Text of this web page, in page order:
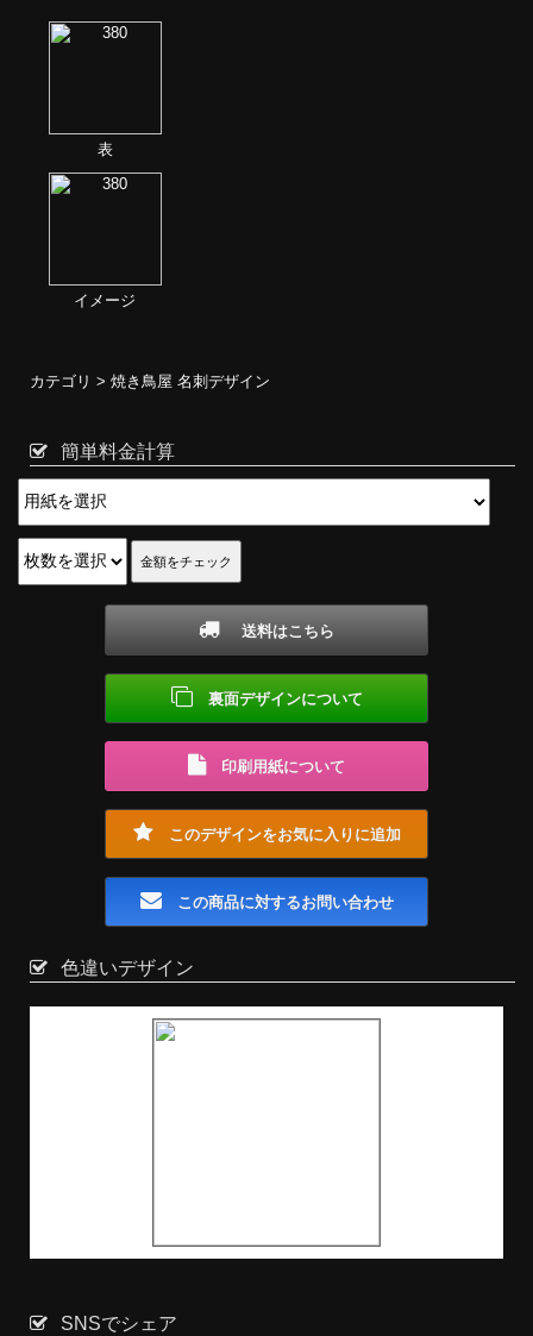
表
イメージ
カテゴリ > 焼き鳥屋 名刺デザイン
簡単料金計算
送料はこちら
裏面デザインについて
印刷用紙について
このデザインをお気に入りに追加
この商品に対するお問い合わせ
色違いデザイン
SNSでシェア